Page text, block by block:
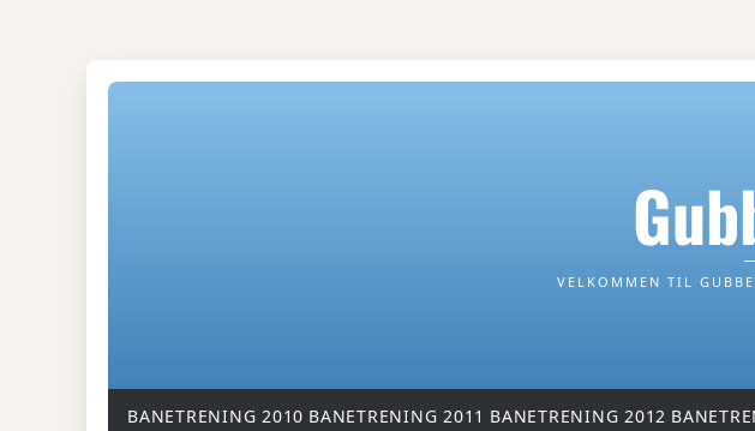
VELKOMMEN TIL
BANETRENING 2010 BANETRENING 2011 BANETRENING 2012